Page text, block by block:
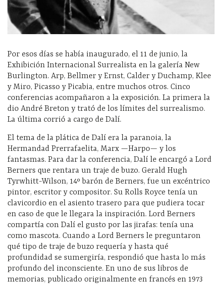
Por esos días se había inaugurado, el 11 de junio, la
Exhibición Internacional Surrealista en la galería New
Burlington. Arp, Bellmer y Ernst, Calder y Duchamp, Klee
y Miro, Picasso y Picabia, entre muchos otros. Cinco
conferencias acompañaron a la exposición. La primera la
dio André Breton y trató de los límites del surrealismo.
La última corrió a cargo de Dalí.
El tema de la plática de Dalí era la paranoia, la
Hermandad Prerrafaelita, Marx —Harpo— y los
fantasmas. Para dar la conferencia, Dalí le encargó a Lord
Berners que rentara un traje de buzo. Gerald Hugh
Tyrwhitt-Wilson, 14º barón de Berners, fue un excéntrico
pintor, escritor y compositor. Su Rolls Royce tenía un
clavicordio en el asiento trasero para que pudiera tocar
en caso de que le llegara la inspiración. Lord Berners
compartía con Dalí el gusto por las jirafas: tenía una
como mascota. Cuando a Lord Berners le preguntaron
qué tipo de traje de buzo requería y hasta qué
profundidad se sumergiría, respondió que hasta lo más
profundo del inconsciente. En uno de sus libros de
memorias, publicado originalmente en francés en 1973